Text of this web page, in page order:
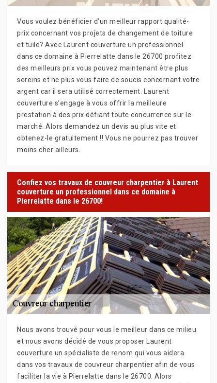
Vous voulez bénéficier d’un meilleur rapport qualité-
prix concernant vos projets de changement de toiture
et tuile? Avec Laurent couverture un professionnel
dans ce domaine à Pierrelatte dans le 26700 profitez
des meilleurs prix vous pouvez maintenant être plus
sereins et ne plus vous faire de soucis concernant votre
argent car il sera utilisé correctement. Laurent
couverture s’engage à vous offrir la meilleure
prestation à des prix défiant toute concurrence sur le
marché. Alors demandez un devis au plus vite et
obtenez-le gratuitement !! Vous ne pourrez pas trouver
moins cher ailleurs.
Confiez vos travaux de couvreur charpentier à Laurent
couverture un professionnel dans ce domaine à
Pierrelatte dans le 26700!
Nous avons trouvé pour vous le meilleur dans ce milieu
et nous avons décidé de vous proposer Laurent
couverture un spécialiste de renom qui vous aidera
dans vos travaux de couvreur charpentier afin de vous
faciliter la vie à Pierrelatte dans le 26700. Alors